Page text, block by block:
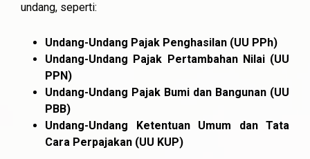
undang, seperti:
Undang-Undang Pajak Penghasilan (UU PPh)
Undang-Undang Pajak Pertambahan Nilai (UU
PPN)
Undang-Undang Pajak Bumi dan Bangunan (UU
PBB)
Undang-Undang Ketentuan Umum dan Tata
Cara Perpajakan (UU KUP)